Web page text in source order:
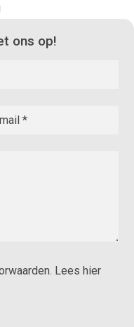
ons op!
Lees hier